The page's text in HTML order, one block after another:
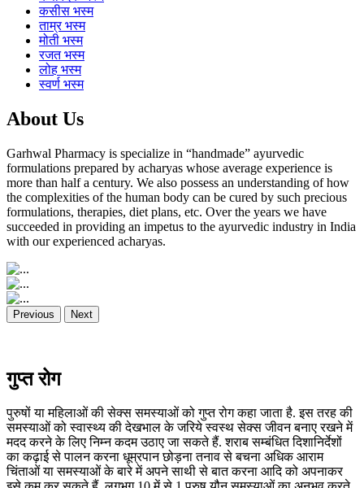
कसीस भस्म
ताम्र भस्म
मोती भस्म
रजत भस्म
लोह भस्म
स्वर्ण भस्म
About Us
Garhwal Pharmacy is specialize in “handmade” ayurvedic
formulations prepared by acharyas whose average experience is
more than half a century. We also possess an understanding of how
the complexities of the human body can be cured by such precious
formulations, therapies, diet plans, etc. Over the years we have
succeeded in providing an impetus to the ayurvedic industry in India
with our experienced acharyas.
Previous Next
गुप्त रोग
पुरुषों या महिलाओं की सेक्स समस्याओं को गुप्त रोग कहा जाता है. इस तरह की
समस्याओं को स्वास्थ्य की देखभाल के जरिये स्वस्थ सेक्स जीवन बनाए रखने में
मदद करने के लिए निम्न कदम उठाए जा सकते हैं. शराब सम्बंधित दिशानिर्देशों
का कढ़ाई से पालन करना धूम्रपान छोड़ना तनाव से बचना अधिक आराम
चिंताओं या समस्याओं के बारे में अपने साथी से बात करना आदि को अपनाकर